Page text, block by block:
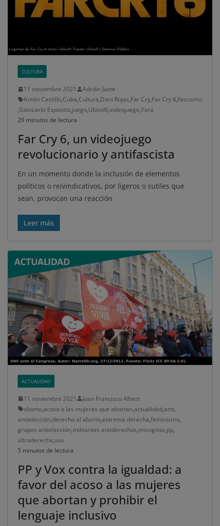
CULTURA
11 noviembre 2021
Adrián Juste
Antón Castillo,Cuba,Cultura,Dani Rojas,Far Cry,Far Cry 6,fascismo
,Giancarlo Esposito,juego,Ubisoft,videojuego,Yara
29 minutos de lectura
Far Cry 6, un videojuego
revolucionario y antifascista
En un momento donde la inclusión de elementos
políticos o reivindicativos, por ligeros o sutiles que
sean, provocan una reacción
Leer más
ACTUALIDAD
11 noviembre 2021
Juan Francisco Albert
aborto,acoso a las mujeres que abortan,actualidad,anti,
antielección,derecho al aborto,extrema derecha,feminismo,
grupos antielección,militantes antiderechos,misoginia,pp,
ultraderecha,vox
5 minutos de lectura
PP y Vox contra la igualdad: a
favor del acoso a las mujeres
que abortan y prohibir el
lenguaje inclusivo